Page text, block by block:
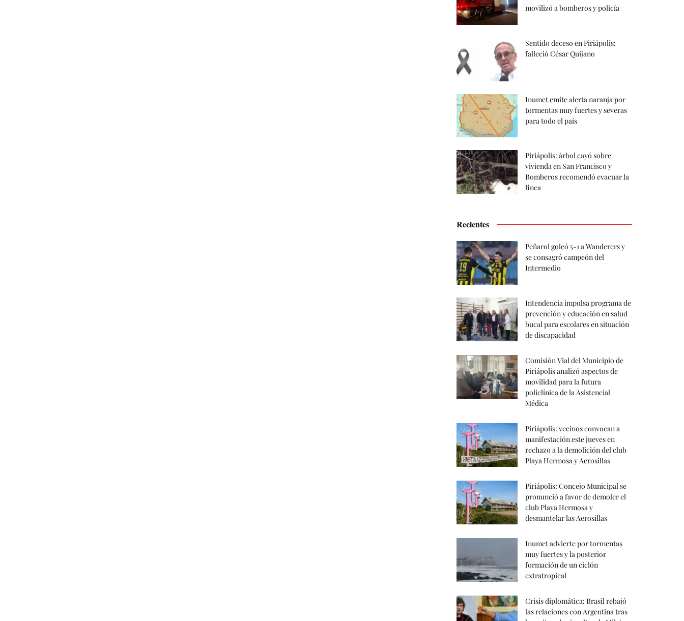
movilizó a bomberos y policía
Sentido deceso en Piriápolis:
falleció César Quijano
Inumet emite alerta naranja por
tormentas muy fuertes y severas
para todo el país
Piriápolis: árbol cayó sobre
vivienda en San Francisco y
Bomberos recomendó evacuar la
finca
Recientes
Peñarol goleó 5-1 a Wanderers y
se consagró campeón del
Intermedio
Intendencia impulsa programa de
prevención y educación en salud
bucal para escolares en situación
de discapacidad
Comisión Vial del Municipio de
Piriápolis analizó aspectos de
movilidad para la futura
policlínica de la Asistencial
Médica
Piriápolis: vecinos convocan a
manifestación este jueves en
rechazo a la demolición del club
Playa Hermosa y Aerosillas
Piriápolis: Concejo Municipal se
pronunció a favor de demoler el
club Playa Hermosa y
desmantelar las Aerosillas
Inumet advierte por tormentas
muy fuertes y la posterior
formación de un ciclón
extratropical
Crisis diplomática: Brasil rebajó
las relaciones con Argentina tras